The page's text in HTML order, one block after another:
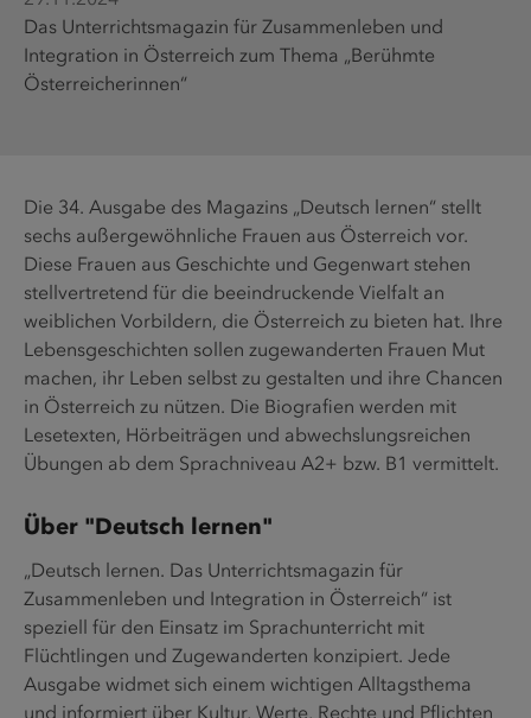
Das Unterrichtsmagazin für Zusammenleben und
Integration in Österreich zum Thema „Berühmte
Österreicherinnen“
Die 34. Ausgabe des Magazins „Deutsch lernen“ stellt
sechs außergewöhnliche Frauen aus Österreich vor.
Diese Frauen aus Geschichte und Gegenwart stehen
stellvertretend für die beeindruckende Vielfalt an
weiblichen Vorbildern, die Österreich zu bieten hat. Ihre
Lebensgeschichten sollen zugewanderten Frauen Mut
machen, ihr Leben selbst zu gestalten und ihre Chancen
in Österreich zu nützen. Die Biografien werden mit
Lesetexten, Hörbeiträgen und abwechslungsreichen
Übungen ab dem Sprachniveau A2+ bzw. B1 vermittelt.
Über "Deutsch lernen"
„Deutsch lernen. Das Unterrichtsmagazin für
Zusammenleben und Integration in Österreich“ ist
speziell für den Einsatz im Sprachunterricht mit
Flüchtlingen und Zugewanderten konzipiert. Jede
Ausgabe widmet sich einem wichtigen Alltagsthema
und informiert über Kultur, Werte, Rechte und Pflichten